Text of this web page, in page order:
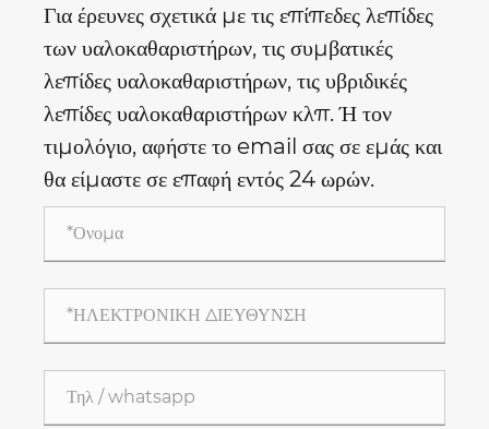
Για έρευνες σχετικά με τις επίπεδες λεπίδες
των υαλοκαθαριστήρων, τις συμβατικές
λεπίδες υαλοκαθαριστήρων, τις υβριδικές
λεπίδες υαλοκαθαριστήρων κλπ. Ή τον
τιμολόγιο, αφήστε το email σας σε εμάς και
θα είμαστε σε επαφή εντός 24 ωρών.